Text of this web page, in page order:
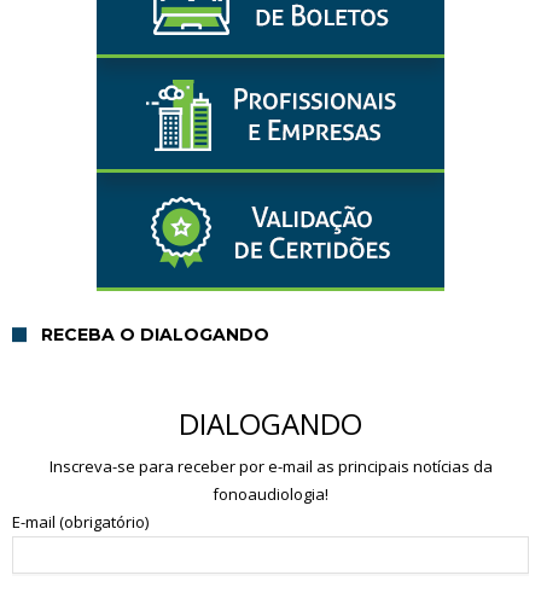
RECEBA O DIALOGANDO
DIALOGANDO
Inscreva-se para receber por e-mail as principais notícias da
fonoaudiologia!
E-mail (obrigatório)